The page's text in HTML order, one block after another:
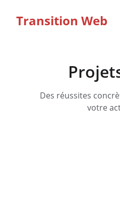
Transition Web
Des réussites
votre